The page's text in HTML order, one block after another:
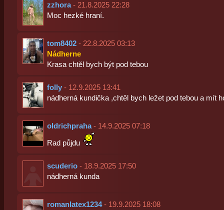
zzhora- 21.8.2025 22:28
Moc hezké hraní.
tom8402- 22.8.2025 03:13
Nádherne
Krasa chtěl bych být pod tebou
folly- 12.9.2025 13:41
nádherná kundička ,chtěl bych ležet pod tebou a mít
oldrichpraha- 14.9.2025 07:18
Rad půjdu
scuderio- 18.9.2025 17:50
nádherná kunda
romanlatex1234- 19.9.2025 18:08